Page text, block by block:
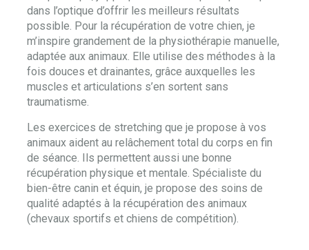
dans l’optique d’offrir les meilleurs résultats
possible. Pour la récupération de votre chien, je
m’inspire grandement de la physiothérapie manuelle,
adaptée aux animaux. Elle utilise des méthodes à la
fois douces et drainantes, grâce auxquelles les
muscles et articulations s’en sortent sans
traumatisme.
Les exercices de stretching que je propose à vos
animaux aident au relâchement total du corps en fin
de séance. Ils permettent aussi une bonne
récupération physique et mentale. Spécialiste du
bien-être canin et équin, je propose des soins de
qualité adaptés à la récupération des animaux
(chevaux sportifs et chiens de compétition).